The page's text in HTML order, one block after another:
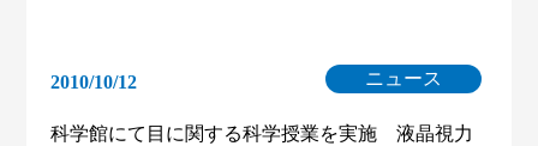
2010/10/12 ニュース
科学館にて目に関する科学授業を実施 液晶視力